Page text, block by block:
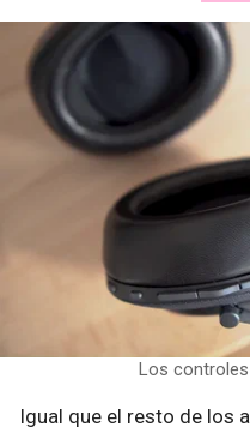
Los
Igual que el resto de los